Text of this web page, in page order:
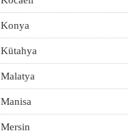
Konya
Kütahya
Malatya
Manisa
Mersin